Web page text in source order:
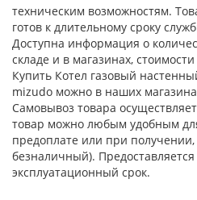
техническим возможностям.
готов к длительному сроку
Доступна информация о
складе и в магазинах,
Купить Котел газовый
mizudo можно в наших
Самовывоз товара
товар можно любым удобным
предоплате или при
безналичный).
эксплуатационный срок.